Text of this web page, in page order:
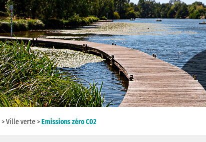
>Ville verte>Emissions zéro C02